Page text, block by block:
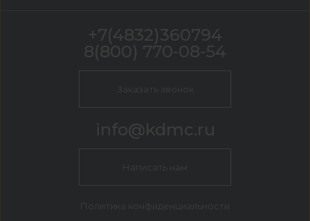
+7(4832)360794
8(800) 770-08-54
Заказать звонок
info@kdmc.ru
Написать нам
Политика конфиденциальности